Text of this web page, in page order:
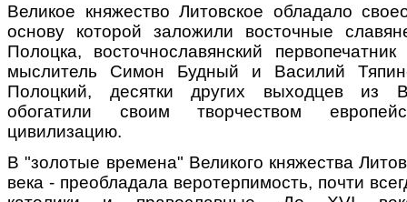
Великое княжество Литовское обладало
основу которой заложили восточные
Полоцка, восточнославянский
мыслитель Симон Будный и Василий
Полоцкий, десятки других выходцев из
обогатили своим творчеством
цивилизацию.
В "золотые времена" Великого княжества
века - преобладала веротерпимость, почти